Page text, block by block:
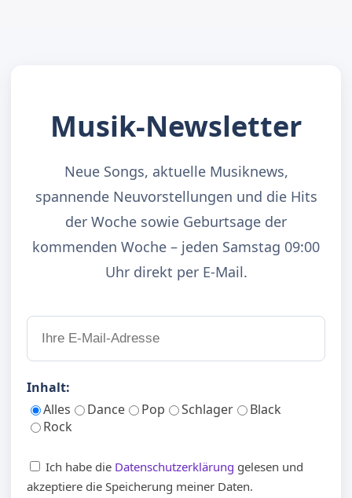
Musik-Newsletter
Neue Songs, aktuelle Musiknews,
spannende Neuvorstellungen und die Hits
der Woche sowie Geburtsage der
kommenden Woche – jeden Samstag 09:00
Uhr direkt per E-Mail.
Inhalt:
Alles
Dance Pop Schlager
Black
Rock
Ich habe die Datenschutzerklärung gelesen und
akzeptiere die Speicherung meiner Daten.